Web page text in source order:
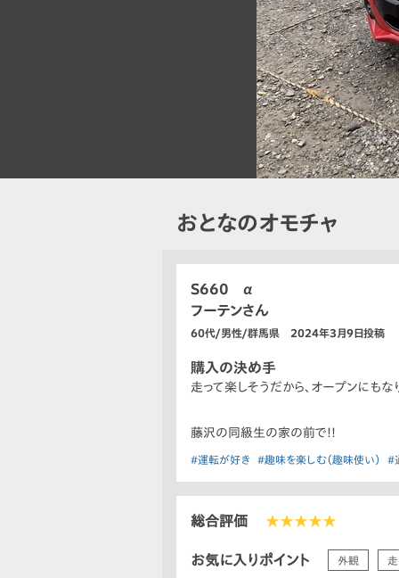
おとなのオモチャ
S660 α
フーテンさん
60代/男性/群馬県 2024年3月9日投稿
購入の決め手
走って楽しそうだから、オープンにもな
藤沢の同級生の家の前で!!
#運転が好き #趣味を楽しむ（趣味使い） #
総合評価 ★★★★★
お気に入りポイント 外観